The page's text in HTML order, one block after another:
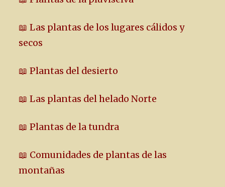
📖 Las plantas de los lugares cálidos y
secos
📖 Plantas del desierto
📖 Las plantas del helado Norte
📖 Plantas de la tundra
📖 Comunidades de plantas de las
montañas